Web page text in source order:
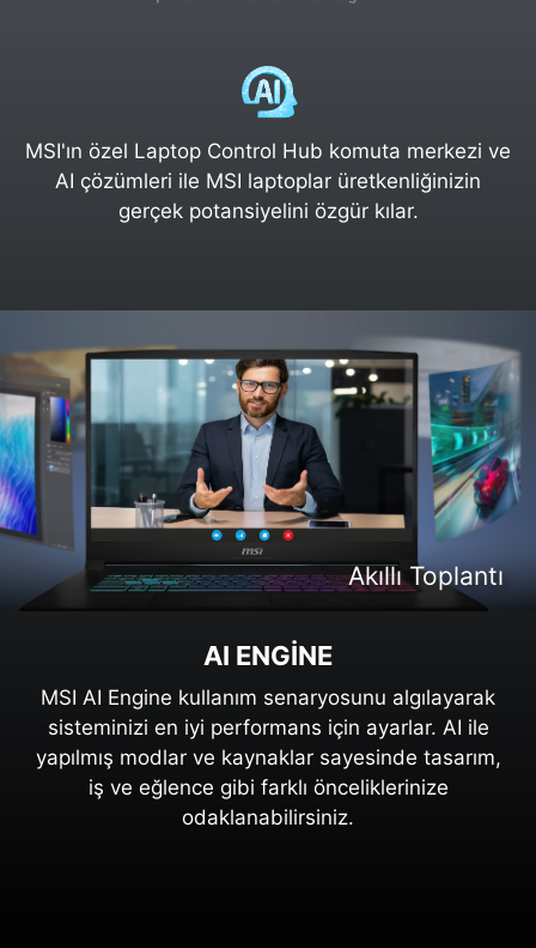
MSI'ın özel Laptop Control Hub komuta merkezi ve
AI çözümleri ile MSI laptoplar üretkenliğinizin
gerçek potansiyelini özgür kılar.
Akıllı Eğlence
Akıllı İçerik Üretimi
Akıllı Toplantı
Akıllı Oyun
AI ENGINE
MSI AI Engine kullanım senaryosunu algılayarak
sisteminizi en iyi performans için ayarlar. AI ile
yapılmış modlar ve kaynaklar sayesinde tasarım,
iş ve eğlence gibi farklı önceliklerinize
odaklanabilirsiniz.